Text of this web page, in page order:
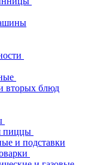
вторых блюд
пиццы
и подставки